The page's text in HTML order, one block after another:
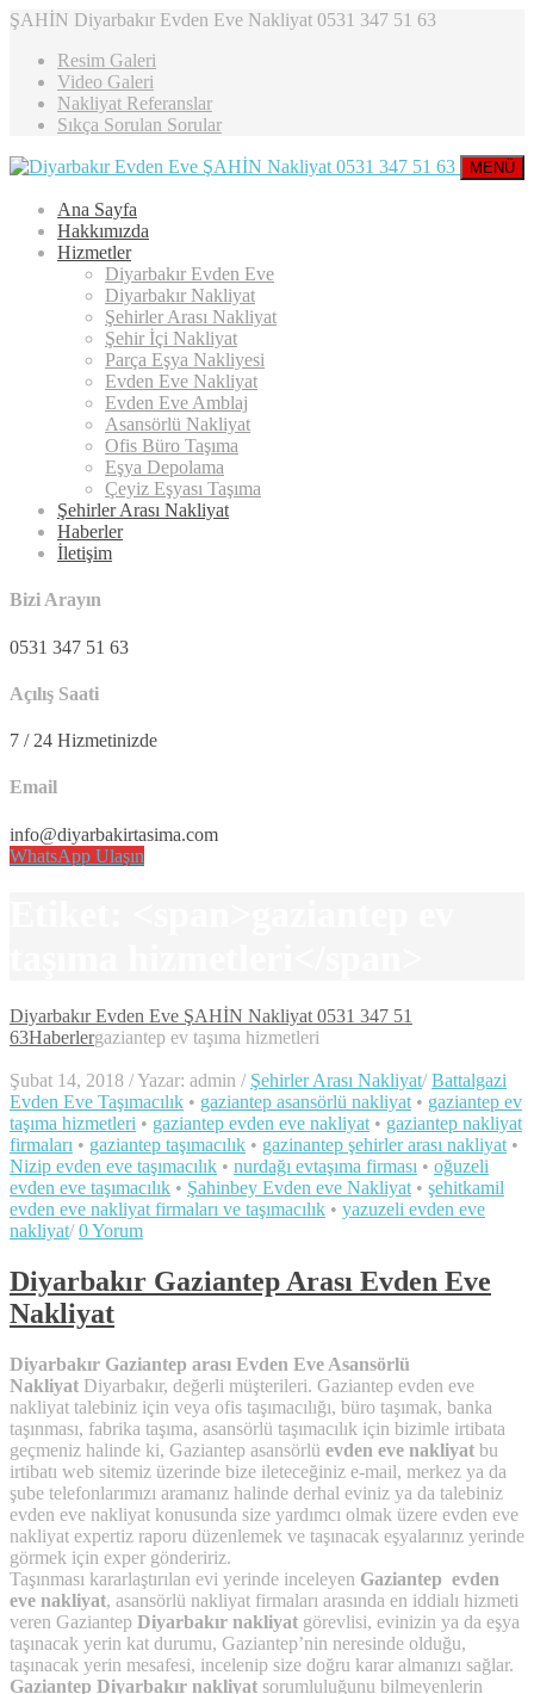
ŞAHİN Diyarbakır Evden Eve Nakliyat 0531 347 51 63
Resim Galeri
Video Galeri
Nakliyat Referanslar
Sıkça Sorulan Sorular
MENÜ
Ana Sayfa
Hakkımızda
Hizmetler
Diyarbakır Evden Eve
Diyarbakır Nakliyat
Şehirler Arası Nakliyat
Şehir İçi Nakliyat
Parça Eşya Nakliyesi
Evden Eve Nakliyat
Evden Eve Amblaj
Asansörlü Nakliyat
Ofis Büro Taşıma
Eşya Depolama
Çeyiz Eşyası Taşıma
Şehirler Arası Nakliyat
Haberler
İletişim
Bizi Arayın
0531 347 51 63
Açılış Saati
7 / 24 Hizmetinizde
Email
info@diyarbakirtasima.com
WhatsApp Ulaşın
Diyarbakır Evden Eve ŞAHİN Nakliyat 0531 347 51
63Haberlergaziantep ev taşıma hizmetleri
Şubat 14, 2018 /Yazar: admin / Şehirler Arası Nakliyat/ Battalgazi
Evden Eve Taşımacılık • gaziantep asansörlü nakliyat• gaziantep ev
taşıma hizmetleri • gaziantep evden eve nakliyat• gaziantep nakliyat
firmaları • gaziantep taşımacılık • gazinantep şehirler arası nakliyat•
Nizip evden eve taşımacılık • nurdağı evtaşıma firması • oğuzeli
evden eve taşımacılık • Şahinbey Evden eve Nakliyat• şehitkamil
evden eve nakliyat firmaları ve taşımacılık • yazuzeli evden eve
nakliyat/ 0 Yorum
Diyarbakır Gaziantep Arası Evden Eve
Nakliyat
Diyarbakır Gaziantep arası Evden Eve Asansörlü
Nakliyat Diyarbakır, değerli müşterileri. Gaziantep evden eve
nakliyat talebiniz için veya ofis taşımacılığı, büro taşımak, banka
taşınması, fabrika taşıma, asansörlü taşımacılık için bizimle irtibata
geçmeniz halinde ki, Gaziantep asansörlü evden eve nakliyat bu
irtibatı web sitemiz üzerinde bize ileteceğiniz e-mail, merkez ya da
şube telefonlarımızı aramanız halinde derhal eviniz ya da talebiniz
evden eve nakliyat konusunda size yardımcı olmak üzere evden eve
nakliyat expertiz raporu düzenlemek ve taşınacak eşyalarınız yerinde
görmek için exper göndeririz.
Taşınması kararlaştırılan evi yerinde inceleyen Gaziantep evden
eve nakliyat, asansörlü nakliyat firmaları arasında en iddialı hizmeti
veren Gaziantep Diyarbakır nakliyat görevlisi, evinizin ya da eşya
taşınacak yerin kat durumu, Gaziantep’nin neresinde olduğu,
taşınacak yerin mesafesi, incelenip size doğru karar almanızı sağlar.
Gaziantep Diyarbakır nakliyat sorumluluğunu bilmeyenlerin